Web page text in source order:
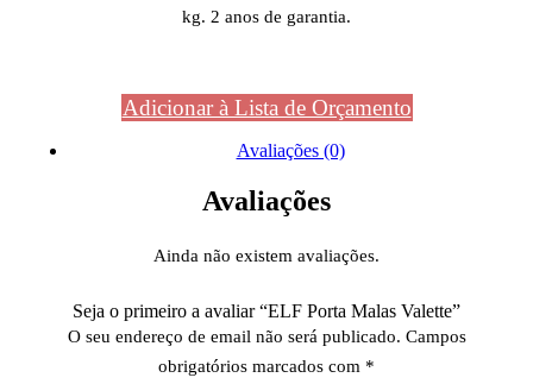
kg. 2 anos de garantia.
Adicionar à Lista de Orçamento
Avaliações (0)
Avaliações
Ainda não existem avaliações.
Seja o primeiro a avaliar “ELF Porta Malas Valette”
O seu endereço de email não será publicado. Campos
obrigatórios marcados com *